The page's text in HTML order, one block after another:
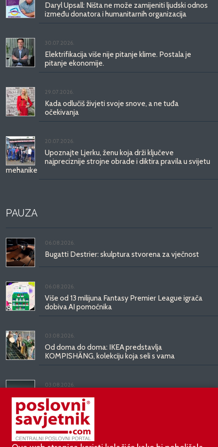
Daryl Upsall: Ništa ne može zamijeniti ljudski odnos
između donatora i humanitarnih organizacija
30.07.2026.
Elektrifikacija više nije pitanje klime. Postala je
pitanje ekonomije.
29.07.2026.
Kada odlučiš živjeti svoje snove, a ne tuđa
očekivanja
20.07.2026.
Upoznajte Ljerku, ženu koja drži ključeve
najpreciznije strojne obrade i diktira pravila u svijetu
mehanike
PAUZA
06.08.2026.
Bugatti Destrier: skulptura stvorena za vječnost
06.08.2026.
Više od 13 milijuna Fantasy Premier League igrača
dobiva AI pomoćnika
03.08.2026.
Od doma do doma: IKEA predstavlja
KOMPISHÄNG, kolekciju koja seli s vama
03.08.2026.
Kineski BYD predstavio luksuznu limuzinu veću od
Mercedesove S-klase, obećava domet do 1.000
kilometara